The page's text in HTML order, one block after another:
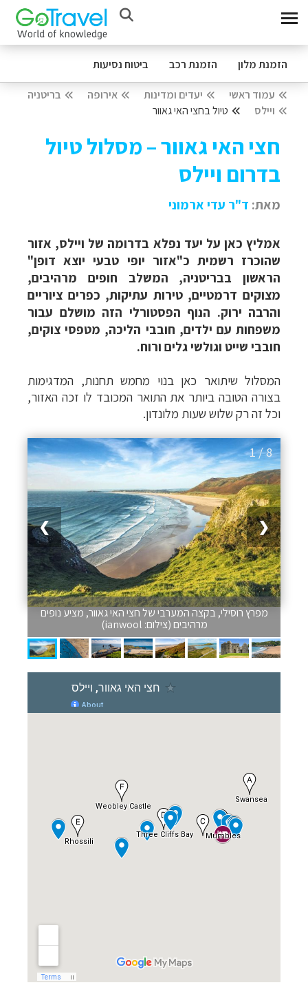
הזמנת מלון הזמנת רכב ביטוח נסיעות
עמוד ראשי יעדים ומדינות אירופה
בריטניה
ויילס
טיול בחצי האי גאוור
חצי האי גאוור – מסלול טיול
בדרום ויילס
מאת: ד"ר עדי ארמוני
אמליץ כאן על יעד נפלא בדרומה של ויילס, אזור
שהוכרז רשמית כ"אזור יופי טבעי יוצא דופן"
הראשון בבריטניה, המשלב חופים מרהיבים,
מצוקים דרמטיים, טירות עתיקות, כפרים ציוריים
והרבה ירוק. הנוף הפסטורלי הזה מושלם עבור
משפחות עם ילדים, חובבי הליכה, מטפסי צוקים,
חובבי שייט וגולשי גלים ורוח.
המסלול שיתואר כאן בנוי מחמש תחנות, המדגימות
בצורה הטובה ביותר את התואר המכובד לו זכה האזור,
וכל זה רק שלוש שעות מלונדון.
1 / 8
❯ ❮
מפרץ רוסילי, בקצה המערבי של חצי האי גאוור, מציע נופים
מרהיבים (צילום: ianwool)